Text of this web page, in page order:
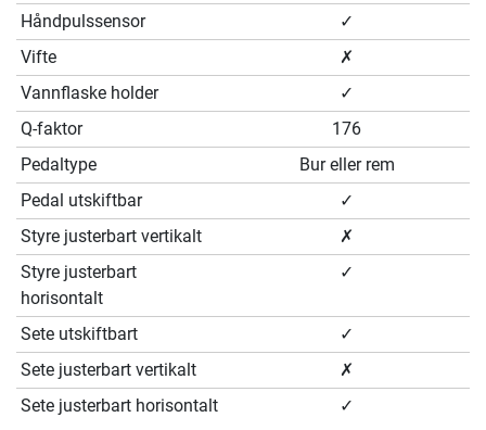
Håndpulssensor
✓
Vifte
✗
Vannflaske holder
✓
Q-faktor
176
Pedaltype
Bur eller rem
Pedal utskiftbar
✓
Styre justerbart vertikalt
✗
Styre justerbart
horisontalt
✓
Sete utskiftbart
✓
Sete justerbart vertikalt
✗
Sete justerbart horisontalt
✓